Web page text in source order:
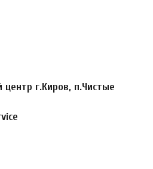
г.Киров, п.Чистые